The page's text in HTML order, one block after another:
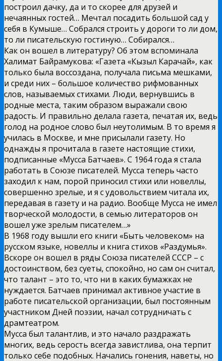
построил дачку, да и то скорее для друзей и
нечаянных гостей… Мечтал посадить большой сад у
себя в Кумыше… Собрался строить у дороги то ли дом,
то ли писательскую гостиную… Собирался…
Как он вошел в литературу? Об этом вспоминала
Халимат Байрамукова: «Газета «Кызыл Карачай», как
только была воссоздана, получала письма мешками,
и среди них – большое количество рифмованных
слов, называемых стихами. Люди, вернувшись в
родные места, таким образом выражали свою
радость. И правильно делала газета, печатая их, ведь
голод на родное слово был неутолимым. В то время я
училась в Москве, и мне присылали газету. Но
однажды я прочитала в газете настоящие стихи,
подписанные «Мусса Батчаев». С 1964 года я стала
работать в Союзе писателей. Мусса теперь часто
заходил к нам, порой приносил стихи или новеллы,
совершенно зрелые, и я с удовольствием читала их,
передавая в газету и на радио. Вообще Мусса не имел
творческой молодости, в семью литераторов он
вошел уже зрелым писателем…»
В 1968 году вышли его книги «Быть человеком» на
русском языке, новеллы и книга стихов «Раздумья».
Вскоре он вошел в ряды Союза писателей СССР – с
достоинством, без суеты, спокойно, но сам он считал,
что талант – это то, что ни в каких бумажках не
нуждается. Батчаев принимал активное участие в
работе писательской организации, был постоянным
участником Дней поэзии, начал сотрудничать с
драмтеатром.
Мусса был талантлив, и это начало раздражать
многих, ведь серость всегда завистлива, она терпит
только себе подобных. Начались гонения, наветы, но